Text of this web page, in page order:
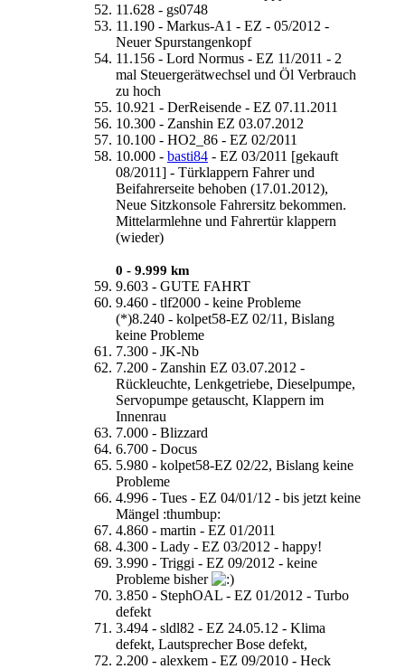
11.628 - gs0748
11.190 - Markus-A1 - EZ - 05/2012 -
Neuer Spurstangenkopf
11.156 - Lord Normus - EZ 11/2011 - 2
mal Steuergerätwechsel und Öl Verbrauch
zu hoch
10.921 - DerReisende - EZ 07.11.2011
10.300 - Zanshin EZ 03.07.2012
10.100 - HO2_86 - EZ 02/2011
10.000 - basti84 - EZ 03/2011 [gekauft
08/2011] - Türklappern Fahrer und
Beifahrerseite behoben (17.01.2012),
Neue Sitzkonsole Fahrersitz bekommen.
Mittelarmlehne und Fahrertür klappern
(wieder)
0 - 9.999 km
9.603 - GUTE FAHRT
9.460 - tlf2000 - keine Probleme
(*)8.240 - kolpet58-EZ 02/11, Bislang
keine Probleme
7.300 - JK-Nb
7.200 - Zanshin EZ 03.07.2012 -
Rückleuchte, Lenkgetriebe, Dieselpumpe,
Servopumpe getauscht, Klappern im
Innenrau
7.000 - Blizzard
6.700 - Docus
5.980 - kolpet58-EZ 02/22, Bislang keine
Probleme
4.996 - Tues - EZ 04/01/12 - bis jetzt keine
Mängel :thumbup:
4.860 - martin - EZ 01/2011
4.300 - Lady - EZ 03/2012 - happy!
3.990 - Triggi - EZ 09/2012 - keine
Probleme bisher
3.850 - StephOAL - EZ 01/2012 - Turbo
defekt
3.494 - sldl82 - EZ 24.05.12 - Klima
defekt, Lautsprecher Bose defekt,
2.200 - alexkem - EZ 09/2010 - Heck